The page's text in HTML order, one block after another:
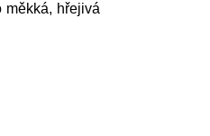
měkká, hřejivá